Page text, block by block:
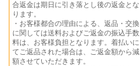
合返金は期日に引き落とし後の返金とな
ります。
・お客様都合の理由による、返品・交換
に関しては送料およびご返金の振込手数
料は、お客様負担となります。着払いに
てご返品された場合は、ご返金額から減
額させていただきます。